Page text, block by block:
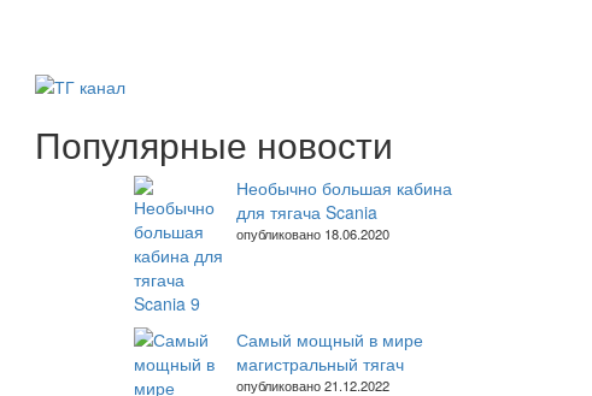
Популярные новости
Необычно большая кабина
для тягача Scania
опубликовано 18.06.2020
Самый мощный в мире
магистральный тягач
опубликовано 21.12.2022